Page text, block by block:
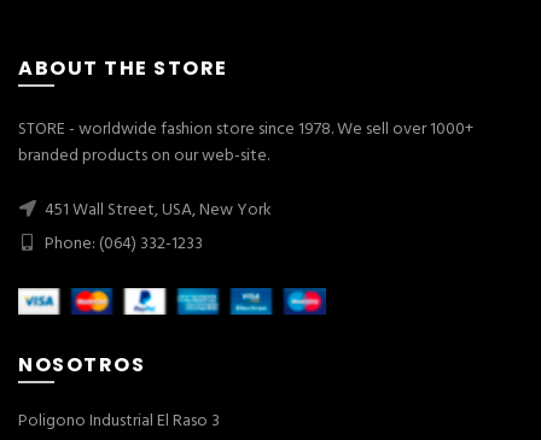
ABOUT THE STORE
STORE - worldwide fashion store since 1978. We sell over 1000+
branded products on our web-site.
451 Wall Street, USA, New York
Phone: (064) 332-1233
NOSOTROS
Poligono Industrial El Raso 3